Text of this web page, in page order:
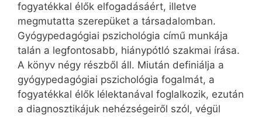
fogyatékkal élők elfogadásáért, illetve
megmutatta szerepüket a társadalomban.
Gyógypedagógiai pszichológia című munkája
talán a legfontosabb, hiánypótló szakmai írása.
A könyv négy részből áll. Miután definiálja a
gyógypedagógiai pszichológia fogalmát, a
fogyatékkal élők lélektanával foglalkozik, ezután
a diagnosztikájuk nehézségeiről szól, végül